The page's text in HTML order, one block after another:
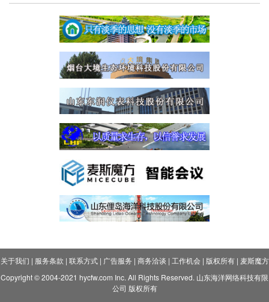
关于我们 | 服务条款 | 联系方式| 广告服务 | 商务洽谈 | 工作机会| 版权所有| 麦斯魔方
Copyright © 2004-2021 hycfw.com Inc. All Rights Reserved. 山东海洋网络科技有限
公司 版权所有